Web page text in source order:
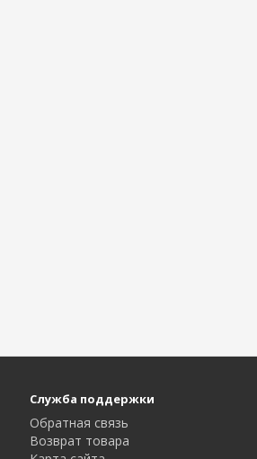
Служба поддержки
Обратная связь
Возврат товара